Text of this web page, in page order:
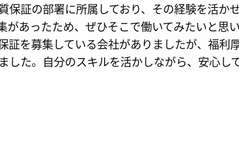
保証の部署に所属しており、その経験を活か
あったため、ぜひそこで働いてみたいと思い
証を募集している会社がありましたが、福利
した。自分のスキルを活かしながら、安心し